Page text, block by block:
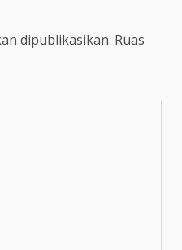
dipublikasikan. Ruas